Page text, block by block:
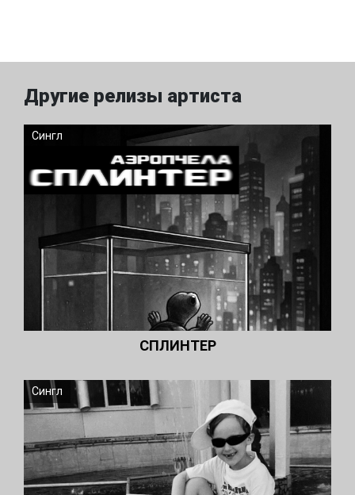
Другие релизы артиста
Сингл
СПЛИНТЕР
Сингл